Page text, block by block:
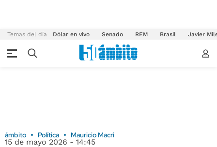
Temas del día Dólar en vivo Senado REM Brasil Javier
ámbito Política Mauricio Macri
15 de mayo 2026 - 14:45